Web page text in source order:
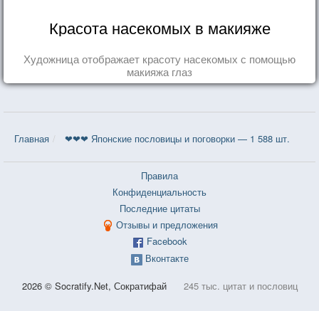
Красота насекомых в макияже
Художница отображает красоту насекомых с помощью
макияжа глаз
Главная ❤❤❤ Японские пословицы и поговорки — 1 588 шт.
Правила
Конфиденциальность
Последние цитаты
Отзывы и предложения
Facebook
Вконтакте
2026 © Socratify.Net, Сократифай 245 тыс. цитат и пословиц